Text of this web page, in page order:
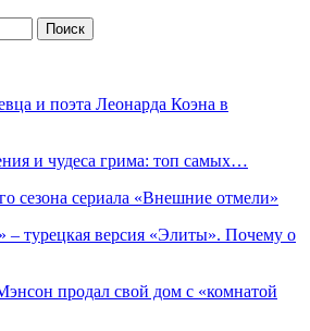
и поэта Леонарда Коэна в
и чудеса грима: топ самых…
сезона сериала «Внешние отмели»
– турецкая версия «Элиты». Почему о
продал свой дом с «комнатой